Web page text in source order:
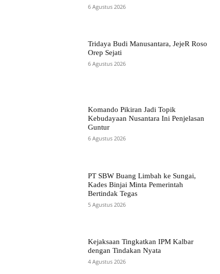
6 Agustus 2026
Tridaya Budi Manusantara, JejeR Roso
Orep Sejati
6 Agustus 2026
Komando Pikiran Jadi Topik
Kebudayaan Nusantara Ini Penjelasan
Guntur
6 Agustus 2026
PT SBW Buang Limbah ke Sungai,
Kades Binjai Minta Pemerintah
Bertindak Tegas
5 Agustus 2026
Kejaksaan Tingkatkan IPM Kalbar
dengan Tindakan Nyata
4 Agustus 2026